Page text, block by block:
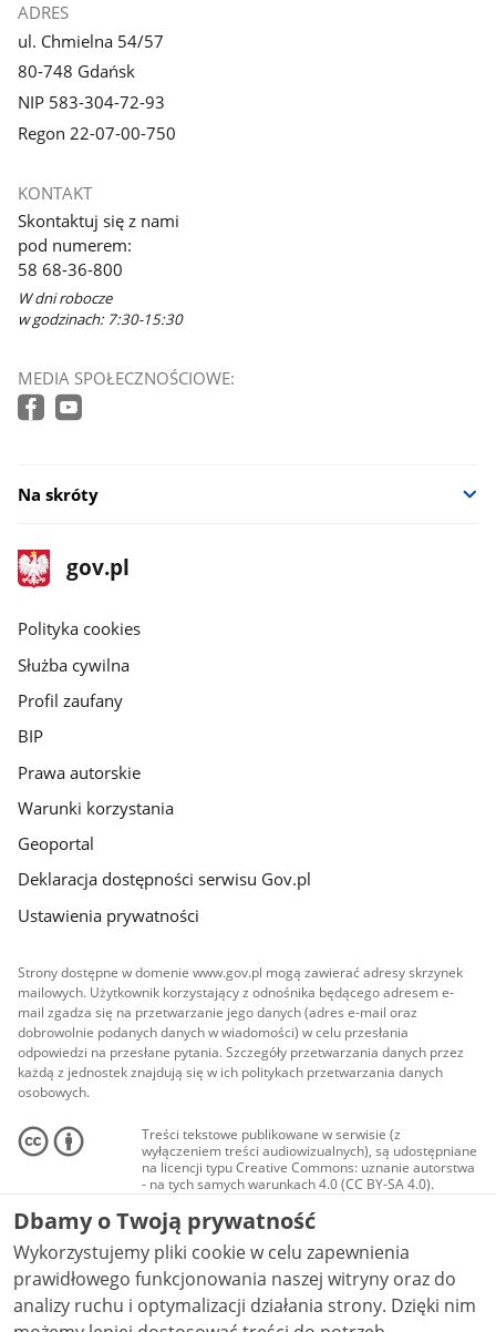
ADRES
ul. Chmielna 54/57
80-748 Gdańsk
NIP 583-304-72-93
Regon 22-07-00-750
KONTAKT
Skontaktuj się z nami
pod numerem:
58 68-36-800
W dni robocze
w godzinach: 7:30-15:30
MEDIA SPOŁECZNOŚCIOWE:
Na skróty
stopka
gov.pl
Strona
gov.pl
gov.pl
Polityka cookies
Służba cywilna
Profil zaufany
BIP
Prawa autorskie
Warunki korzystania
Geoportal
Deklaracja dostępności serwisu Gov.pl
Ustawienia prywatności
Strony dostępne w domenie www.gov.pl mogą zawierać adresy skrzynek
mailowych. Użytkownik korzystający z odnośnika będącego adresem e-
mail zgadza się na przetwarzanie jego danych (adres e-mail oraz
dobrowolnie podanych danych w wiadomości) w celu przesłania
odpowiedzi na przesłane pytania. Szczegóły przetwarzania danych przez
każdą z jednostek znajdują się w ich politykach przetwarzania danych
osobowych.
Treści tekstowe publikowane w serwisie (z
wyłączeniem treści audiowizualnych), są udostępniane
na licencji typu Creative Commons: uznanie autorstwa
- na tych samych warunkach 4.0 (CC BY-SA 4.0).
Materiały audiowizualne, w tym zdjęcia, materiały
audio i wideo, są udostępniane na licencji typu
Creative Commons: uznanie autorstwa użycie
niekomercyjne - bez utworów zależnych 4.0 (CC BY-
NC-ND 4.0), o ile nie jest to stwierdzone inaczej.
Dbamy o Twoją prywatność
Wykorzystujemy pliki cookie w celu zapewnienia
prawidłowego funkcjonowania naszej witryny oraz do
analizy ruchu i optymalizacji działania strony. Dzięki nim